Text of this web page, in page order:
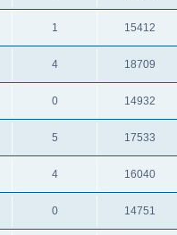
1 15412
4 18709
0 14932
5 17533
4 16040
0 14751